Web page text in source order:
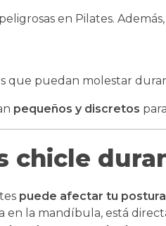
en Pilates.
que puedan molestar
pequeños y discretos
chicle
puede afectar tu postura
en la mandíbula, está